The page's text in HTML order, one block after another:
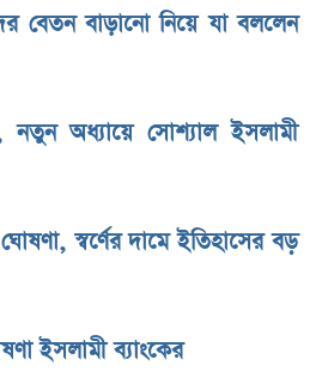
বেতন বাড়ানো নিয়ে যা বললেন
নতুন অধ্যায়ে সোশ্যাল ইসলামী
স্বর্ণের দামে ইতিহাসের বড়
ইসলামী ব্যাংকের